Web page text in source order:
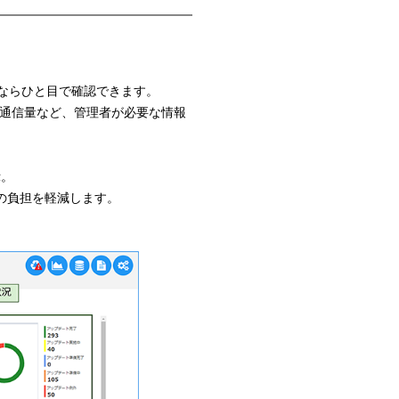
ひと目で確認できます。
信量など、管理者が必要な情報
担を軽減します。